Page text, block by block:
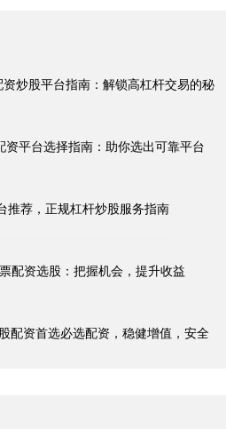
炒股平台指南：解锁高杠杆交易的秘
资平台选择指南：助你选出可靠平台
推荐，正规杠杆炒股服务指南
配资选股：把握机会，提升收益
配资首选必选配资，稳健增值，安全